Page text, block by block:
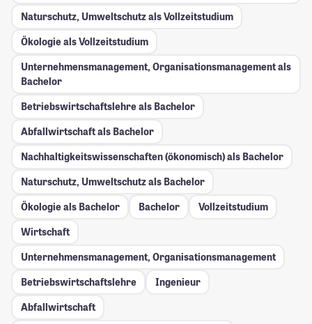
Naturschutz, Umweltschutz als Vollzeitstudium
Ökologie als Vollzeitstudium
Unternehmensmanagement, Organisationsmanagement als
Bachelor
Betriebswirtschaftslehre als Bachelor
Abfallwirtschaft als Bachelor
Nachhaltigkeitswissenschaften (ökonomisch) als Bachelor
Naturschutz, Umweltschutz als Bachelor
Ökologie als Bachelor
Bachelor
Vollzeitstudium
Wirtschaft
Unternehmensmanagement, Organisationsmanagement
Betriebswirtschaftslehre
Ingenieur
Abfallwirtschaft